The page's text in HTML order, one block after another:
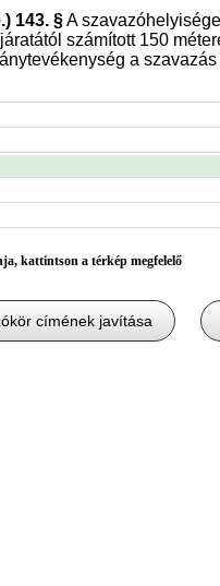
143. §A
számított 150
a
kattintson a térkép megfelelő